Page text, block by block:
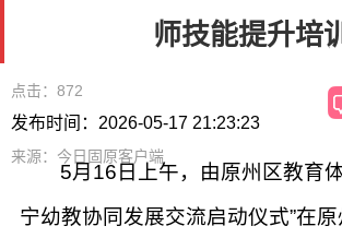
师技能提升培
点击：872
发布时间：2026-05-17 21:23:23
来源：今日固原客户端
5月16日上午，由原州区教育
宁幼教协同发展交流启动仪式”在